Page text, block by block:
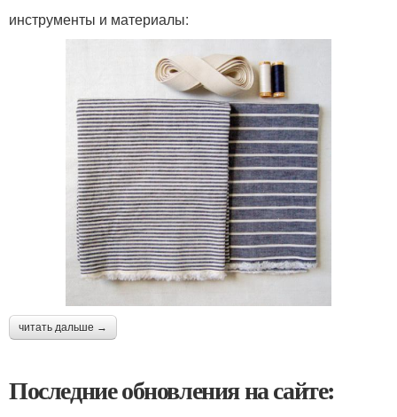
инструменты и материалы:
читать дальше →
Последние обновления на сайте: